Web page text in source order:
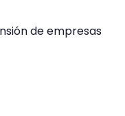
de empresas